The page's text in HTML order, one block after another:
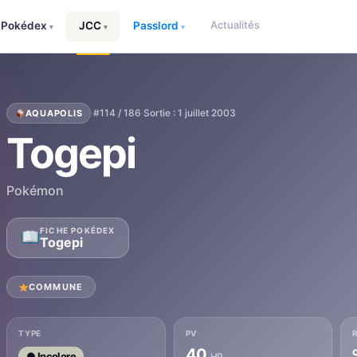
Pokédex ▾ JCC ▾ Passlord ▾ Actualités
AQUAPOLIS ·#114 / 186·Sortie : 1 juillet 2003
Togepi
Pokémon
FICHE POKÉDEX
Togepi
COMMUNE
TYPE PV